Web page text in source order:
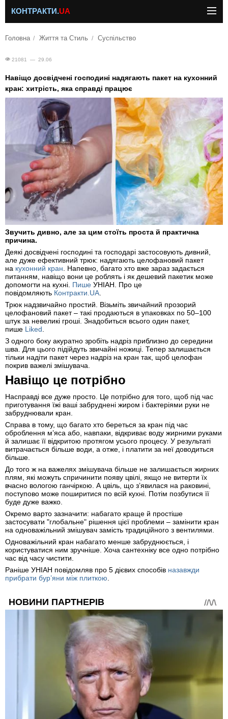
КОНТРАКТИ.UA
Головна Життя та Стиль Суспільство
21081 — 29.06
Навіщо досвідчені господині надягають пакет на кухонний
кран: хитрість, яка справді працює
Звучить дивно, але за цим стоїть проста й практична
причина.
Деякі досвідчені господині та господарі застосовують дивний,
але дуже ефективний трюк: надягають целофановий пакет
на кухонний кран . Напевно, багато хто вже зараз задається
питанням, навіщо вони це роблять і як дешевий пакетик може
допомогти на кухні. Пише УНІАН. Про це
повідомляють Контракти.UA
Трюк надзвичайно простий. Візьміть звичайний прозорий
целофановий пакет – такі продаються в упаковках по 50–100
штук за невеликі гроші. Знадобиться всього один пакет,
пише Liked
З одного боку акуратно зробіть надріз приблизно до середини
шва. Для цього підійдуть звичайні ножиці. Тепер залишається
тільки надіти пакет через надріз на кран так, щоб целофан
покрив важелі змішувача.
Навіщо це потрібно
Насправді все дуже просто. Це потрібно для того, щоб під час
приготування їжі ваші забруднені жиром і бактеріями руки не
забруднювали кран.
Справа в тому, що багато хто береться за кран під час
оброблення м’яса або, навпаки, відкриває воду жирними руками
й залишає її відкритою протягом усього процесу. У результаті
витрачається більше води, а отже, і платити за неї доводиться
більше.
До того ж на важелях змішувача більше не залишається жирних
плям, які можуть спричинити появу цвілі, якщо не витерти їх
вчасно вологою ганчіркою. А цвіль, що з’явилася на раковині,
поступово може поширитися по всій кухні. Потім позбутися її
буде дуже важко.
Окремо варто зазначити: набагато краще й простіше
застосувати "глобальне" рішення цієї проблеми – замінити кран
на одноважільний змішувач замість традиційного з вентилями.
Одноважільний кран набагато менше забруднюється, і
користуватися ним зручніше. Хоча сантехніку все одно потрібно
час від часу чистити.
Раніше УНІАН повідомляв про 5 дієвих способів назавжди
прибрати бур’яни між плиткою